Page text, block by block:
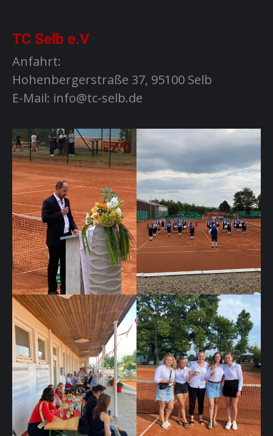
TC Selb e.V
Anfahrt:
Hohenbergerstraße 37, 95100 Selb
E-Mail: info@tc-selb.de